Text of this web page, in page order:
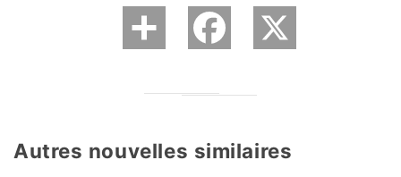
Autres nouvelles similaires